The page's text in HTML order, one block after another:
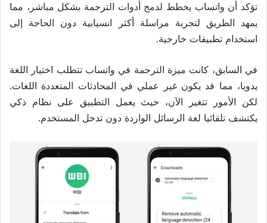
تؤكد أن واتساب يخطط لدمج أدوات الترجمة بشكل مباشر، مما
يمهد الطريق لتجربة مراسلة أكثر انسيابية دون الحاجة إلى
استخدام تطبيقات خارجية.
في السابق، كانت ميزة الترجمة في واتساب تتطلب اختيار اللغة
يدويا، مما قد يكون غير عملي في المحادثات المتعددة اللغات.
لكن الأمور تتغير الآن، حيث يعمل التطبيق على نظام ذكي
يكتشف تلقائيا لغة الرسائل الواردة دون تدخل المستخدم.